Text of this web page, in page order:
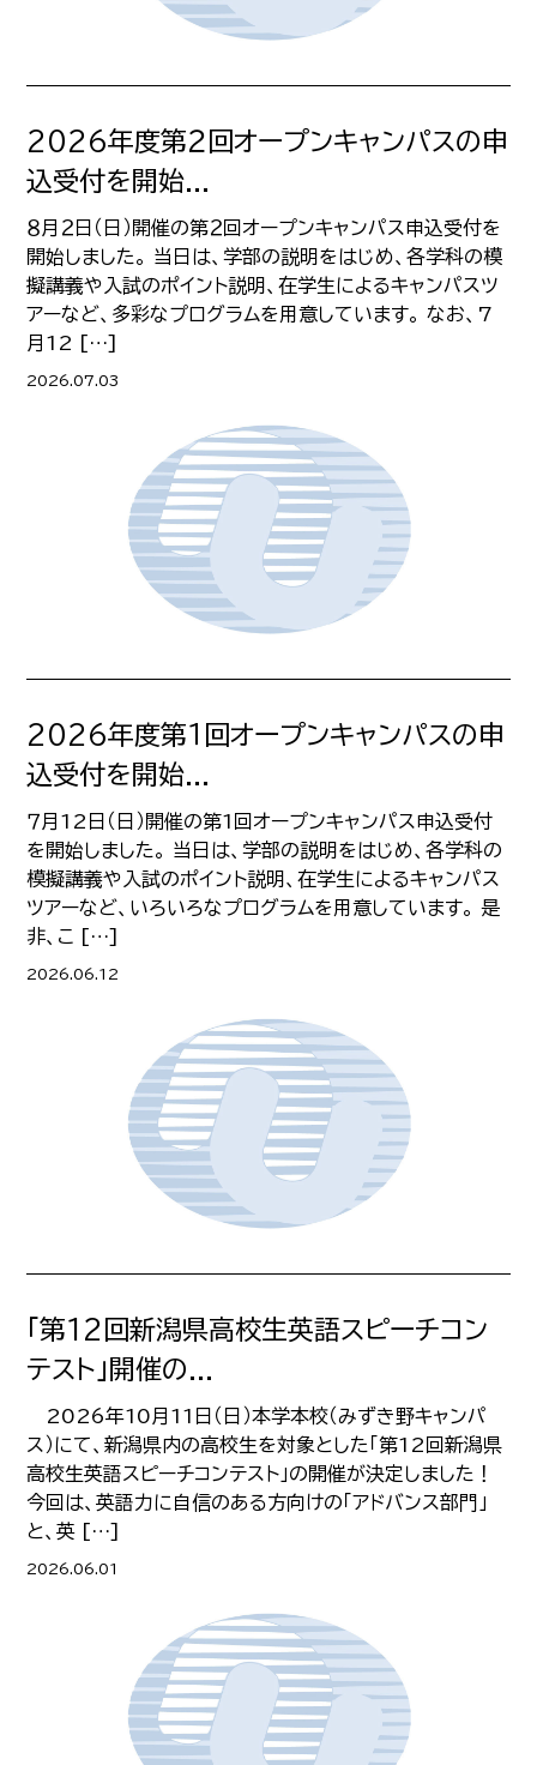
2026年度第２回オープンキャンパスの申
込受付を開始...
８月２日（日）開催の第２回オープンキャンパス申込受付を
開始しました。 当日は、学部の説明をはじめ、各学科の模
擬講義や入試のポイント説明、在学生によるキャンパスツ
アーなど、多彩なプログラムを用意しています。 なお、7
月12 […]
2026.07.03
2026年度第１回オープンキャンパスの申
込受付を開始...
７月12日（日）開催の第1回オープンキャンパス申込受付
を開始しました。 当日は、学部の説明をはじめ、各学科の
模擬講義や入試のポイント説明、在学生によるキャンパス
ツアーなど、いろいろなプログラムを用意しています。 是
非、こ […]
2026.06.12
「第12回新潟県高校生英語スピーチコン
テスト」開催の...
2026年10月11日（日）本学本校（みずき野キャンパ
ス）にて、新潟県内の高校生を対象とした「第12回新潟県
高校生英語スピーチコンテスト」の開催が決定しました！
今回は、英語力に自信のある方向けの「アドバンス部門」
と、英 […]
2026.06.01